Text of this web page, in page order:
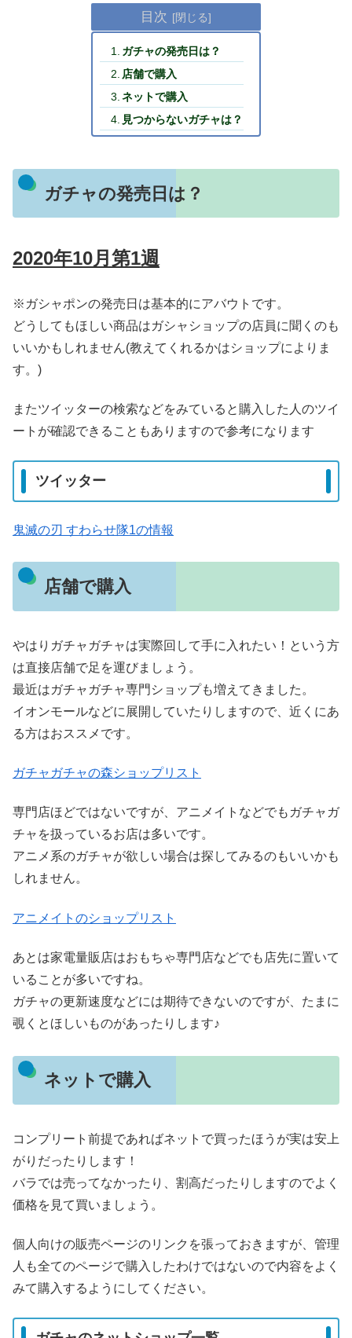
目次
ガチャの発売日は？
店舗で購入
ネットで購入
見つからないガチャは？
ガチャの発売日は？
2020年10月第1週
※ガシャポンの発売日は基本的にアバウトです。
どうしてもほしい商品はガシャショップの店員に聞くのも
いいかもしれません(教えてくれるかはショップによりま
す。)
またツイッターの検索などをみていると購入した人のツイ
ートが確認できることもありますので参考になります
ツイッター
鬼滅の刃 すわらせ隊1の情報
店舗で購入
やはりガチャガチャは実際回して手に入れたい！という方
は直接店舗で足を運びましょう。
最近はガチャガチャ専門ショップも増えてきました。
イオンモールなどに展開していたりしますので、近くにあ
る方はおススメです。
ガチャガチャの森ショップリスト
専門店ほどではないですが、アニメイトなどでもガチャガ
チャを扱っているお店は多いです。
アニメ系のガチャが欲しい場合は探してみるのもいいかも
しれません。
アニメイトのショップリスト
あとは家電量販店はおもちゃ専門店などでも店先に置いて
いることが多いですね。
ガチャの更新速度などには期待できないのですが、たまに
覗くとほしいものがあったりします♪
ネットで購入
コンプリート前提であればネットで買ったほうが実は安上
がりだったりします！
バラでは売ってなかったり、割高だったりしますのでよく
価格を見て買いましょう。
個人向けの販売ページのリンクを張っておきますが、管理
人も全てのページで購入したわけではないので内容をよく
みて購入するようにしてください。